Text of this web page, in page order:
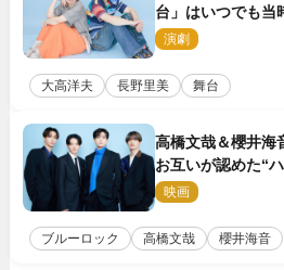
台」はいつでも当
他の方たちとは違
演劇
大高洋夫 長野里美 舞台
高橋文哉＆櫻井海
お互いが認めた“
ク』で築いた最高
映画
ブルーロック 高橋文哉 櫻井海音